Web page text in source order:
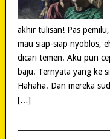
akhir tulisan! Pas
mau siap-siap nyoblos,
dicari temen. Aku pun
baju. Ternyata yang ke
Hahaha. Dan mereka
[…]